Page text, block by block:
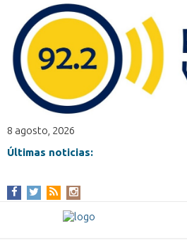
8 agosto, 2026
Últimas noticias: